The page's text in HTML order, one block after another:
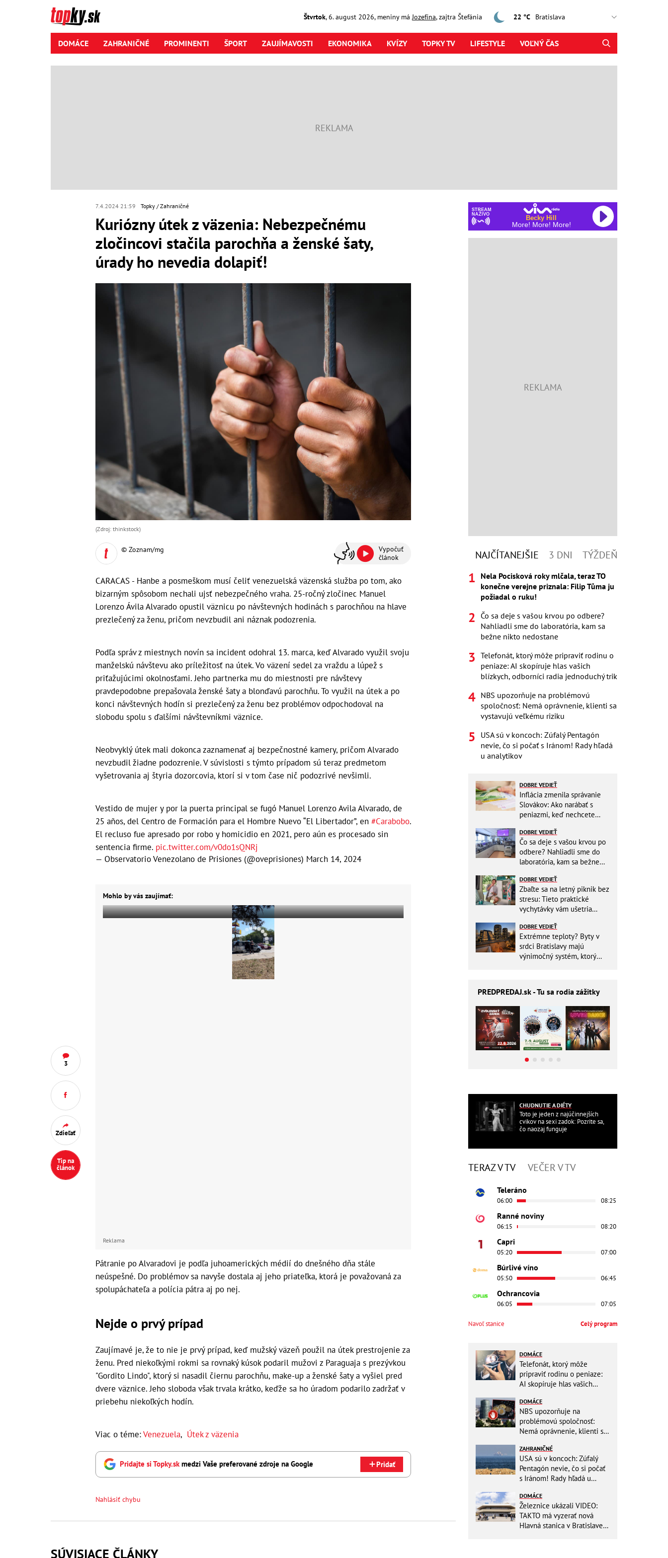
Štvrtok,6. august2026, meniny má Jozefína, zajtra Štefánia 22 °C
DOMÁCE ZAHRANIČNÉ PROMINENTI ŠPORT ZAUJÍMAVOSTI EKONOMIKA KVÍZY TOPKY TV LIFESTYLE VOĽNÝ ČAS
7.4.2024 21:59 Topky Zahraničné
Kuriózny útek z väzenia: Nebezpečnému
zločincovi stačila parochňa a ženské šaty,
úrady ho nevedia dolapiť!
3
Zdieľať
Tip na
článok
(Zdroj: thinkstock)
© Zoznam/mg
Vypočuť
článok
CARACAS - Hanbe a posmeškom musí čeliť venezuelská väzenská služba po tom, ako
bizarným spôsobom nechali ujsť nebezpečného vraha. 25-ročný zločinec Manuel
Lorenzo Ávila Alvarado opustil väznicu po návštevných hodinách s parochňou na hlave
prezlečený za ženu, pričom nevzbudil ani náznak podozrenia.
Podľa správ z miestnych novín sa incident odohral 13. marca, keď Alvarado využil svoju
manželskú návštevu ako príležitosť na útek. Vo väzení sedel za vraždu a lúpež s
priťažujúcimi okolnosťami. Jeho partnerka mu do miestnosti pre návštevy
pravdepodobne prepašovala ženské šaty a blonďavú parochňu. To využil na útek a po
konci návštevných hodín si prezlečený za ženu bez problémov odpochodoval na
slobodu spolu s ďalšími návštevníkmi väznice.
Neobvyklý útek mali dokonca zaznamenať aj bezpečnostné kamery, pričom Alvarado
nevzbudil žiadne podozrenie. V súvislosti s týmto prípadom sú teraz predmetom
vyšetrovania aj štyria dozorcovia, ktorí si v tom čase nič podozrivé nevšimli.
Vestido de mujer y por la puerta principal se fugó Manuel Lorenzo Avila Alvarado, de
25 años, del Centro de Formación para el Hombre Nuevo “El Libertador”, en #Carabobo.
El recluso fue apresado por robo y homicidio en 2021, pero aún es procesado sin
sentencia firme. pic.twitter.com/v0do1sQNRj
— Observatorio Venezolano de Prisiones (@oveprisiones) March 14, 2024
Mohlo by vás zaujímať:
Reklama
Pátranie po Alvaradovi je podľa juhoamerických médií do dnešného dňa stále
neúspešné. Do problémov sa navyše dostala aj jeho priateľka, ktorá je považovaná za
spolupáchateľa a polícia pátra aj po nej.
Nejde o prvý prípad
Zaujímavé je, že to nie je prvý prípad, keď mužský väzeň použil na útek prestrojenie za
ženu. Pred niekoľkými rokmi sa rovnaký kúsok podaril mužovi z Paraguaja s prezývkou
"Gordito Lindo", ktorý si nasadil čiernu parochňu, make-up a ženské šaty a vyšiel pred
dvere väznice. Jeho sloboda však trvala krátko, keďže sa ho úradom podarilo zadržať v
priebehu niekoľkých hodín.
Viac o téme:Venezuela, Útek z väzenia
Pridajte si Topky.skmedzi Vaše preferované zdroje na Google Pridať
Nahlásiť chybu
SÚVISIACE ČLÁNKY
STREAM
NAŽIVO
Becky Hill
More! More! More!
NAJČÍTANEJŠIE 3 DNI TÝŽDEŇ
Nela Pocisková roky mlčala, teraz TO
konečne verejne priznala: Filip Tůma ju
požiadal o ruku!
Čo sa deje s vašou krvou po odbere?
Nahliadli sme do laboratória, kam sa
bežne nikto nedostane
Telefonát, ktorý môže pripraviť rodinu o
peniaze: AI skopíruje hlas vašich
blízkych, odborníci radia jednoduchý trik
NBS upozorňuje na problémovú
spoločnosť: Nemá oprávnenie, klienti sa
vystavujú veľkému riziku
USA sú v koncoch: Zúfalý Pentagón
nevie, čo si počať s Iránom! Rady hľadá
u analytikov
DOBRE VEDIEŤ
Inflácia zmenila správanie
Slovákov: Ako narábať s
peniazmi, keď nechcete
DOBRE VEDIEŤ
Čo sa deje s vašou krvou po
odbere? Nahliadli sme do
laboratória, kam sa bežne
DOBRE VEDIEŤ
Zbaľte sa na letný piknik bez
stresu: Tieto praktické
vychytávky vám ušetria
DOBRE VEDIEŤ
Extrémne teploty? Byty v
srdci Bratislavy majú
výnimočný systém, ktorý
PREDPREDAJ.sk - Tu sa rodia zážitky
CHUDNUTIE A DIÉTY
Toto je jeden z najúčinnejších
cvikov na sexi zadok: Pozrite sa,
čo naozaj funguje
TERAZ V TV VEČER V TV
Teleráno
06:00 08:25
Ranné noviny
06:15 08:20
Capri
05:20 07:00
Búrlivé víno
05:50 06:45
Ochrancovia
06:05 07:05
Navoľ stanice Celý program
DOMÁCE
Telefonát, ktorý môže
pripraviť rodinu o peniaze:
AI skopíruje hlas vašich
jednoduchý trik
DOMÁCE
NBS upozorňuje na
problémovú spoločnosť:
Nemá oprávnenie, klienti sa
ZAHRANIČNÉ
USA sú v koncoch: Zúfalý
Pentagón nevie, čo si počať
s Iránom! Rady hľadá u
DOMÁCE
Železnice ukázali VIDEO:
TAKTO má vyzerať nová
Hlavná stanica v Bratislave!